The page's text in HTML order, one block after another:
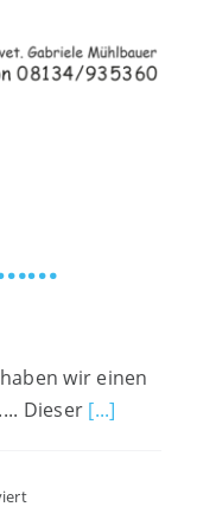
……
wir einen
Dieser [...]
für